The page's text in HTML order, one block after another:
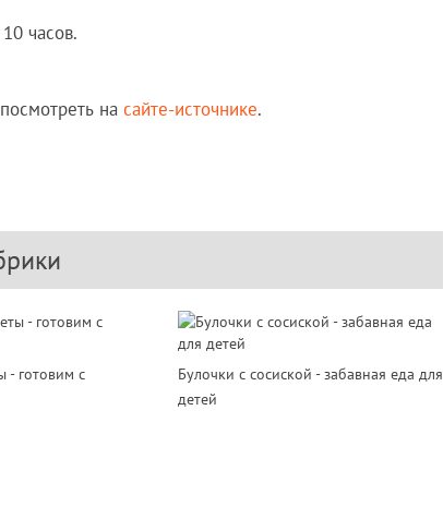
часов.
на сайте-источнике.
- готовим с
Булочки с сосиской - забавная еда для
детей